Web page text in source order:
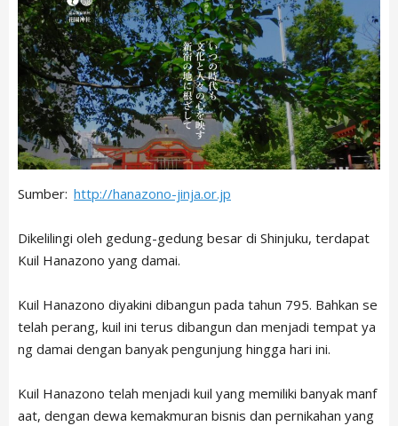
Sumber: http://hanazono-jinja.or.jp
Dikelilingi oleh gedung-gedung besar di Shinjuku, terdapat
Kuil Hanazono yang damai.
Kuil Hanazono diyakini dibangun pada tahun 795. Bahkan se
telah perang, kuil ini terus dibangun dan menjadi tempat ya
ng damai dengan banyak pengunjung hingga hari ini.
Kuil Hanazono telah menjadi kuil yang memiliki banyak manf
aat, dengan dewa kemakmuran bisnis dan pernikahan yang